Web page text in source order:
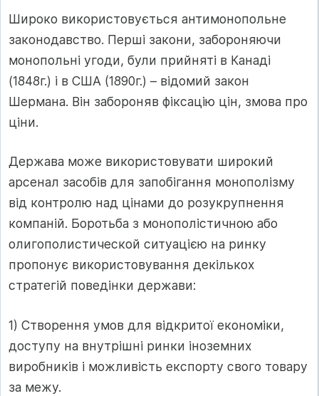
Широко використовується антимонопольне
законодавство. Перші закони, забороняючи
монопольні угоди, були прийняті в Канаді
(1848г.) і в США (1890г.) – відомий закон
Шермана. Він забороняв фіксацію цін, змова про
ціни.
Держава може використовувати широкий
арсенал засобів для запобігання монополізму
від контролю над цінами до розукрупнення
компаній. Боротьба з монополістичною або
олигополистической ситуацією на ринку
пропонує використовування декількох
стратегій поведінки держави:
1) Створення умов для відкритої економіки,
доступу на внутрішні ринки іноземних
виробників і можливість експорту свого товару
за межу.